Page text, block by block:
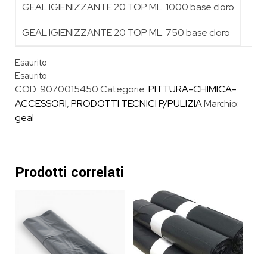
GEAL IGIENIZZANTE 20 TOP ML. 1000 base cloro
GEAL IGIENIZZANTE 20 TOP ML. 750 base cloro
Esaurito
Esaurito
COD:9070015450Categorie:PITTURA-CHIMICA-
ACCESSORI,PRODOTTI TECNICI P/PULIZIAMarchio:
geal
Prodotti correlati